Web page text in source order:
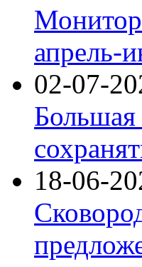
апрель-
02-07-
18-06-